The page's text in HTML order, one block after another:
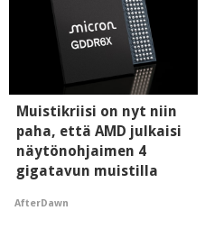
Muistikriisi on nyt niin
paha, että AMD julkaisi
näytönohjaimen 4
gigatavun muistilla
AfterDawn